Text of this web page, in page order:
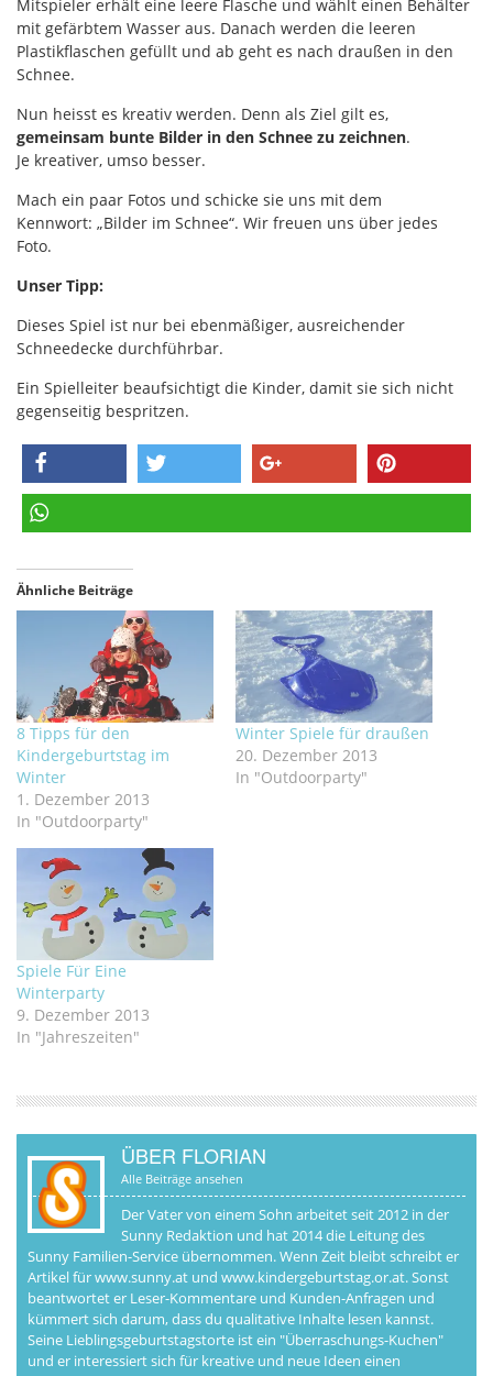
Mitspieler erhält eine leere Flasche und wählt einen Behälter
mit gefärbtem Wasser aus. Danach werden die leeren
Plastikflaschen gefüllt und ab geht es nach draußen in den
Schnee.
Nun heisst es kreativ werden. Denn als Ziel gilt es,
gemeinsam bunte Bilder in den Schnee zu zeichnen.
Je kreativer, umso besser.
Mach ein paar Fotos und schicke sie uns mit dem
Kennwort: „Bilder im Schnee“. Wir freuen uns über jedes
Foto.
Unser Tipp:
Dieses Spiel ist nur bei ebenmäßiger, ausreichender
Schneedecke durchführbar.
Ein Spielleiter beaufsichtigt die Kinder, damit sie sich nicht
gegenseitig bespritzen.
teilen
Ähnliche Beiträge
8 Tipps für den
Kindergeburtstag im
Winter
1. Dezember 2013
In "Outdoorparty"
Winter Spiele für draußen
20. Dezember 2013
In "Outdoorparty"
Spiele Für Eine
Winterparty
9. Dezember 2013
In "Jahreszeiten"
ÜBER FLORIAN
Alle Beiträge ansehen
Der Vater von einem Sohn arbeitet seit 2012 in der
Sunny Redaktion und hat 2014 die Leitung des
Sunny Familien-Service übernommen. Wenn Zeit bleibt schreibt er
Artikel für www.sunny.at und www.kindergeburtstag.or.at. Sonst
beantwortet er Leser-Kommentare und Kunden-Anfragen und
kümmert sich darum, dass du qualitative Inhalte lesen kannst.
Seine Lieblingsgeburtstagstorte ist ein "Überraschungs-Kuchen"
und er interessiert sich für kreative und neue Ideen einen